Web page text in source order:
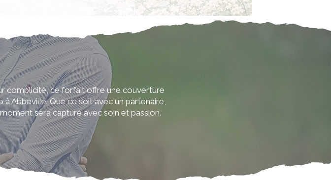
complicité, ce forfait offre une couverture
Abbeville. Que ce soit avec un partenaire,
sera capturé avec soin et passion.